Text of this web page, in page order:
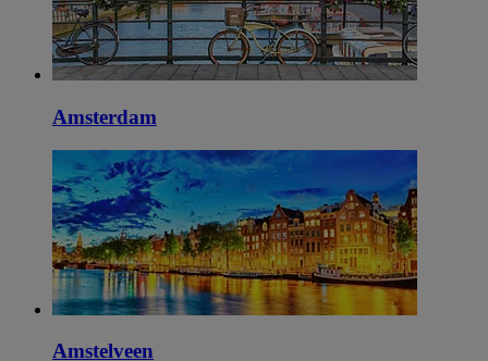
Amsterdam
Amstelveen